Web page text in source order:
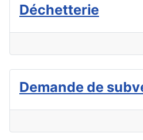
Déchetterie
Demande de